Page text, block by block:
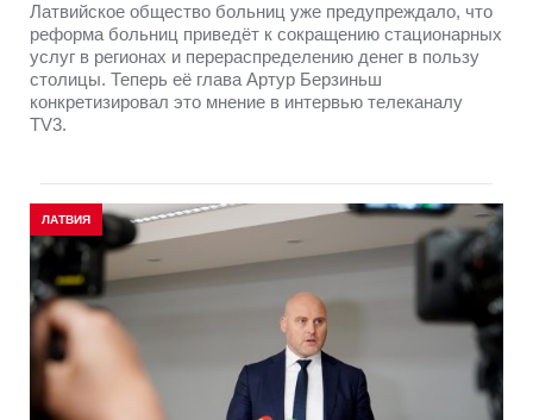
Латвийское общество больниц уже предупреждало, что
реформа больниц приведёт к сокращению стационарных
услуг в регионах и перераспределению денег в пользу
столицы. Теперь её глава Артур Берзиньш
конкретизировал это мнение в интервью телеканалу
TV3.
ЛАТВИЯ